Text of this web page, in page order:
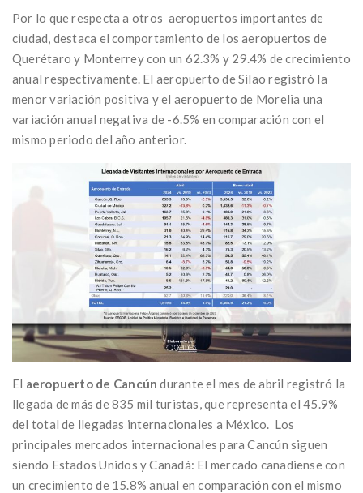
Por lo que respecta a otros aeropuertos importantes de
ciudad, destaca el comportamiento de los aeropuertos de
Querétaro y Monterrey con un 62.3% y 29.4% de crecimiento
anual respectivamente. El aeropuerto de Silao registró la
menor variación positiva y el aeropuerto de Morelia una
variación anual negativa de -6.5% en comparación con el
mismo periodo del año anterior.
El aeropuerto de Cancún durante el mes de abril registró la
llegada de más de 835 mil turistas, que representa el 45.9%
del total de llegadas internacionales a México. Los
principales mercados internacionales para Cancún siguen
siendo Estados Unidos y Canadá: El mercado canadiense con
un crecimiento de 15.8% anual en comparación con el mismo